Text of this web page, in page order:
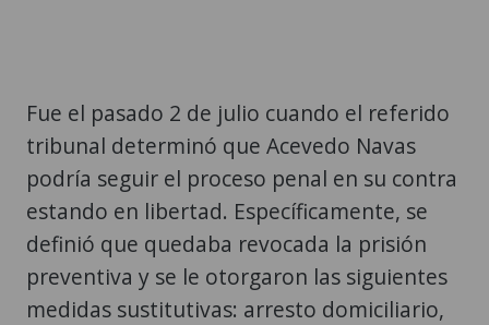
Fue el pasado 2 de julio cuando el referido
tribunal determinó que Acevedo Navas
podría seguir el proceso penal en su contra
estando en libertad. Específicamente, se
definió que quedaba revocada la prisión
preventiva y se le otorgaron las siguientes
medidas sustitutivas: arresto domiciliario,